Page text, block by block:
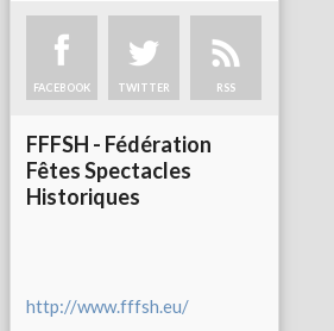
FACEBOOK TWITTER RSS
FFFSH - Fédération
Fêtes Spectacles
Historiques
http://www.fffsh.eu/